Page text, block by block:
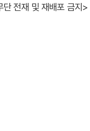
전재 및 재배포 금지>